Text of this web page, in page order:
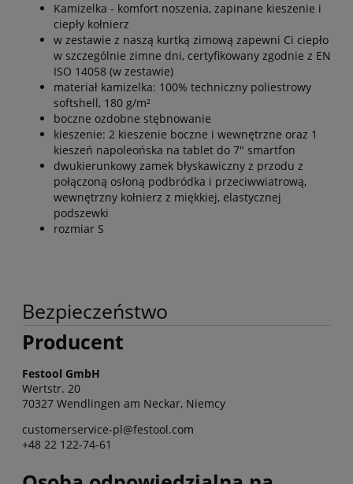
Kamizelka - komfort noszenia, zapinane kieszenie i
ciepły kołnierz
w zestawie z naszą kurtką zimową zapewni Ci ciepło
w szczególnie zimne dni, certyfikowany zgodnie z EN
ISO 14058 (w zestawie)
materiał kamizelka: 100% techniczny poliestrowy
softshell, 180 g/m²
boczne ozdobne stębnowanie
kieszenie: 2 kieszenie boczne i wewnętrzne oraz 1
kieszeń napoleońska na tablet do 7" smartfon
dwukierunkowy zamek błyskawiczny z przodu z
połączoną osłoną podbródka i przeciwwiatrową,
wewnętrzny kołnierz z miękkiej, elastycznej
podszewki
rozmiar S
Bezpieczeństwo
Producent
Festool GmbH
Wertstr. 20
70327 Wendlingen am Neckar, Niemcy
customerservice-pl@festool.com
+48 22 122-74-61